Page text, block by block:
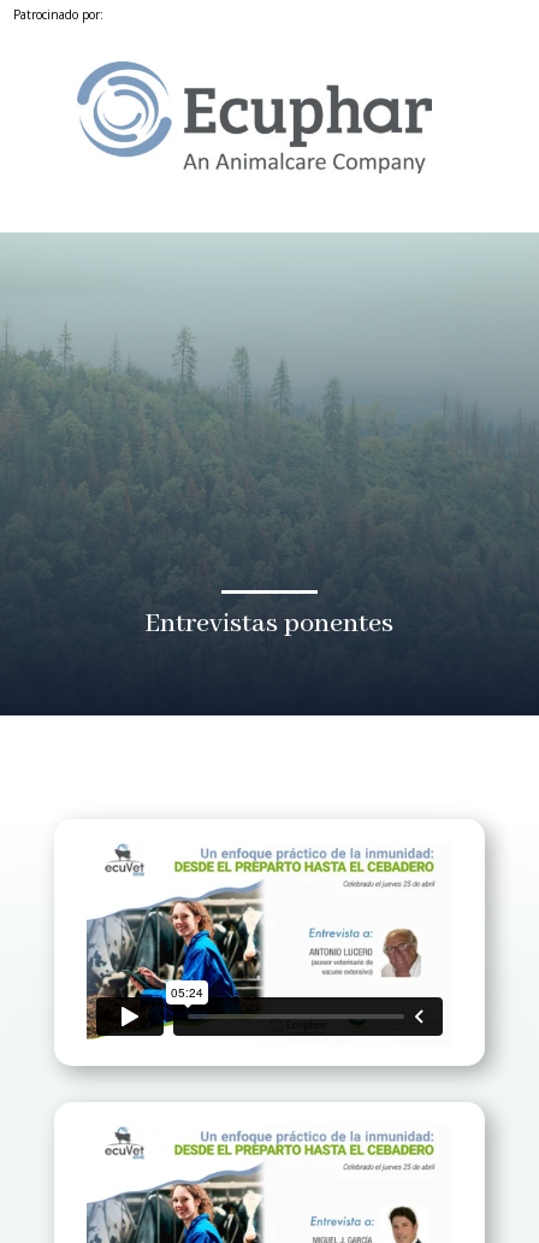
Patrocinado por:
Entrevistas ponentes